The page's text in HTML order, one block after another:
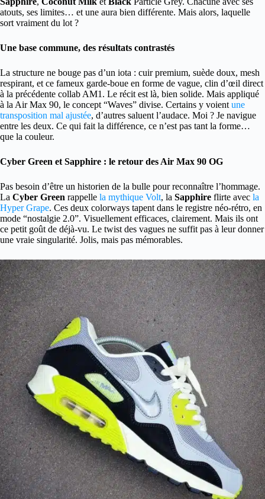
atouts, ses limites… et une aura bien différente. Mais alors, laquelle
sort vraiment du lot ?
Une base commune, des résultats contrastés
La structure ne bouge pas d’un iota : cuir premium, suède doux, mesh
respirant, et ce fameux garde-boue en forme de vague, clin d’œil direct
à la précédente collab AM1. Le récit est là, bien solide. Mais appliqué
à la Air Max 90, le concept “Waves” divise. Certains y voient une
transposition mal ajustée, d’autres saluent l’audace. Moi ? Je navigue
entre les deux. Ce qui fait la différence, ce n’est pas tant la forme…
que la couleur.
Cyber Green et Sapphire : le retour des Air Max 90 OG
Pas besoin d’être un historien de la bulle pour reconnaître l’hommage.
La Cyber Green rappelle la mythique Volt, la Sapphire flirte avec la
Hyper Grape. Ces deux colorways tapent dans le registre néo-rétro, en
mode “nostalgie 2.0”. Visuellement efficaces, clairement. Mais ils ont
ce petit goût de déjà-vu. Le twist des vagues ne suffit pas à leur donner
une vraie singularité. Jolis, mais pas mémorables.